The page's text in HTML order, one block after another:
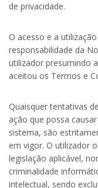
de privacidade.
O acesso e a
responsabilidade da
utilizador presumindo
aceitou os Termos e
Quaisquer tentativas
ação que possa
sistema, são
em vigor. O utilizador
legislação aplicável,
criminalidade
intelectual, sendo